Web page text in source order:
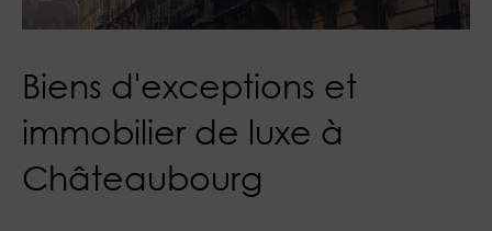
Biens d'exceptions et
immobilier de luxe à
Châteaubourg